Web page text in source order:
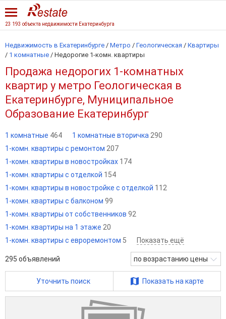
23 193 объекта недвижимости Екатеринбурга
Недвижимость в Екатеринбурге / Метро / Геологическая / Квартиры
/ 1 комнатные / Недорогие 1-комн. квартиры
Продажа недорогих 1-комнатных
квартир у метро Геологическая в
Екатеринбурге, Муниципальное
Образование Екатеринбург
1 комнатные 464 1 комнатные вторичка 290
1-комн. квартиры с ремонтом 207
1-комн. квартиры в новостройках 174
1-комн. квартиры с отделкой 154
1-комн. квартиры в новостройке с отделкой 112
1-комн. квартиры с балконом 99
1-комн. квартиры от собственников 92
1-комн. квартиры на 1 этаже 20
1-комн. квартиры с евроремонтом 5 Показать ещё
295 объявлений по возрастанию цены
Уточнить поиск Показать на карте